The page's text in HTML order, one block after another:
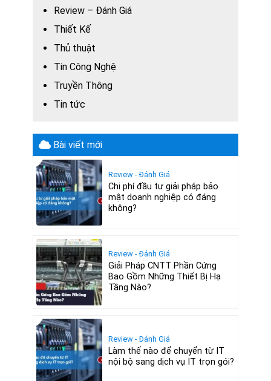
Review – Đánh Giá
Thiết Kế
Thủ thuật
Tin Công Nghệ
Truyền Thông
Tin tức
Bài viết mới
Review - Đánh Giá
Chi phí đầu tư giải pháp bảo
mật doanh nghiệp có đáng
không?
Review - Đánh Giá
Giải Pháp CNTT Phần Cứng
Bao Gồm Những Thiết Bị Hạ
Tầng Nào?
Review - Đánh Giá
Làm thế nào để chuyển từ IT
nội bộ sang dịch vụ IT trọn gói?